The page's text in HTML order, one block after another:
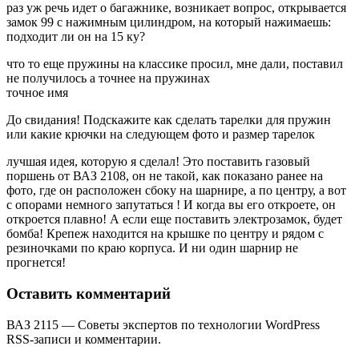
раз уж речь идет о багажнике, возникает вопрос, открывается
замок 99 с нажимным цилиндром, на который нажимаешь:
подходит ли он на 15 ку?
что то еще пружины на классике просил, мне дали, поставил
не получилось а точнее на пружинах
точное имя
До свидания! Подскажите как сделать тарелки для пружин
или какие крючки на следующем фото и размер тарелок
лучшая идея, которую я сделал! Это поставить газовый
поршень от ВАЗ 2108, он не такой, как показано ранее на
фото, где он расположен сбоку на шарнире, а по центру, а вот
с опорами немного запутаться ! И когда вы его откроете, он
откроется плавно! А если еще поставить электрозамок, будет
бомба! Крепеж находится на крышке по центру и рядом с
резиночками по краю корпуса. И ни один шарнир не
прогнется!
Оставить комментарий
ВАЗ 2115 — Советы экспертов по технологии WordPress
RSS-записи и комментарии.